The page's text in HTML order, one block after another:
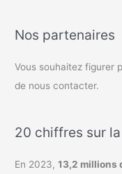
Nos partenaires
Vous souhaitez figurer
de nous contacter.
20 chiffres sur
En 2023,13,2 millions